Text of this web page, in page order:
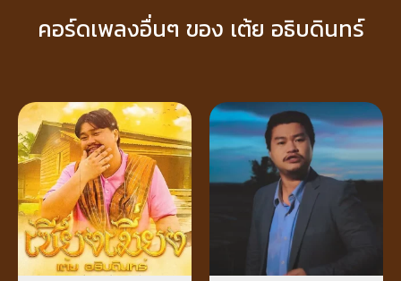
คอร์ดเพลงอื่นๆ ของ เต้ย อธิบดินทร์